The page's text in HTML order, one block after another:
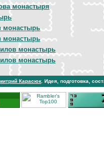
монастыря
монастырь
монастырь
монастырь
монастырь
Карасюк . Идея, подготовка,